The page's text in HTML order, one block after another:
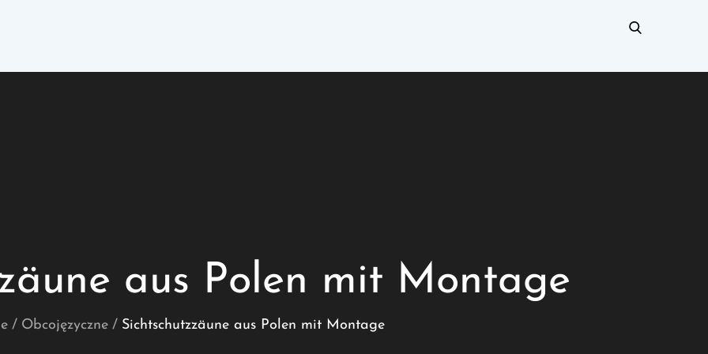
aus Polen mit Montage
Obcojęzyczne Sichtschutzzäune aus Polen mit Montage